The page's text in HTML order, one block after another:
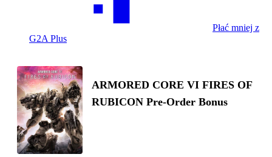
Płać mniej z
G2A Plus
ARMORED CORE VI FIRES OF
RUBICON Pre-Order Bonus